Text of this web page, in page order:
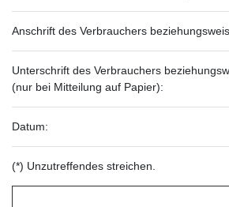
Anschrift des Verbrauchers
Unterschrift des Verbrauchers
(nur bei Mitteilung auf Papier):
Datum:
(*) Unzutreffendes streichen.